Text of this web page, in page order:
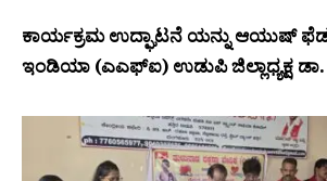
ಕಾರ್ಯಕ್ರಮ ಉದ್ಘಾಟನೆ ಯನ್ನು ಆಯುಷ್
ಇಂಡಿಯಾ (ಎಎಫ್ಐ) ಉಡುಪಿ ಜಿಲ್ಲಾಧ್ಯಕ್ಷ